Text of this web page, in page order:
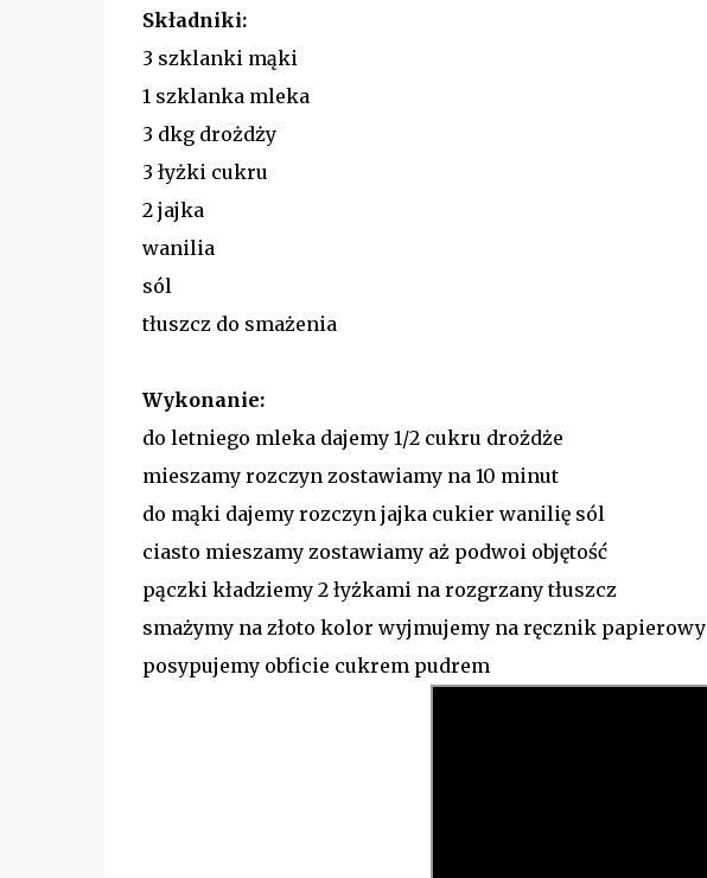
Składniki:
3 szklanki mąki
1 szklanka mleka
3 dkg drożdży
3 łyżki cukru
2 jajka
wanilia
sól
tłuszcz do smażenia
Wykonanie:
do letniego mleka dajemy 1/2 cukru drożdże
mieszamy rozczyn zostawiamy na 10 minut
do mąki dajemy rozczyn jajka cukier wanilię sól
ciasto mieszamy zostawiamy aż podwoi objętość
pączki kładziemy 2 łyżkami na rozgrzany tłuszcz
smażymy na złoto kolor wyjmujemy na ręcznik papierowy
posypujemy obficie cukrem pudrem